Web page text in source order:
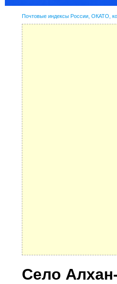
Почтовые индексы России, ОКАТО,
Село